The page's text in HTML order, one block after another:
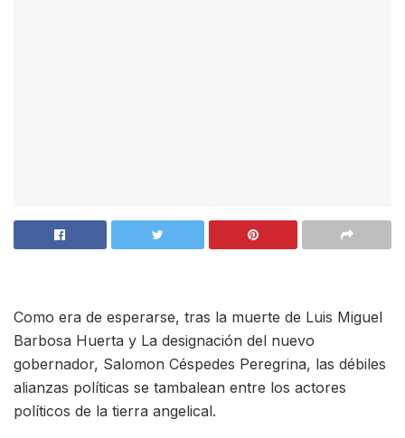
Como era de esperarse, tras la muerte de Luis Miguel
Barbosa Huerta y La designación del nuevo
gobernador, Salomon Céspedes Peregrina, las débiles
alianzas políticas se tambalean entre los actores
políticos de la tierra angelical.